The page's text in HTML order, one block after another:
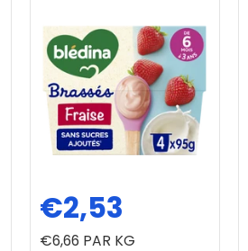
€2,53
€6,66 PAR KG